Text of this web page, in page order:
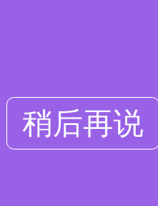
稍后再说